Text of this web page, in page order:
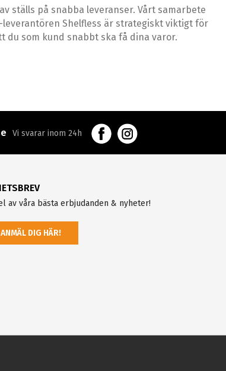
ställs på snabba leveranser. Vårt samarbete
leverantören Shelfless är strategiskt viktigt för
du som kund snabbt ska få dina varor.
Vi svarar inom 24h
av våra bästa erbjudanden & nyheter!
ANMÄL DIG HÄR!